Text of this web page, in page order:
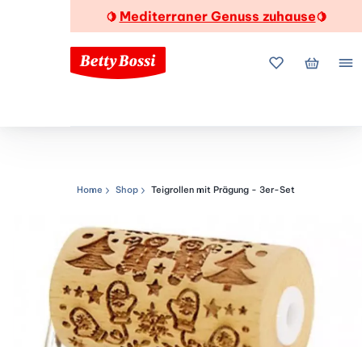
🍋 Mediterraner Genuss zuhause🍋
MeineMein
Navigationspfad
Home Shop Teigrollen mit Prägung - 3er-Set